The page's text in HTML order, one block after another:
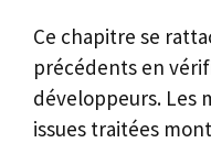
Ce chapitre se
précédents en
développeurs. Les
issues traitées